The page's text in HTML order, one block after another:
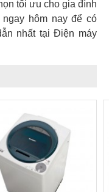
tối ưu cho gia đình
hôm nay để có
nhất tại Điện máy